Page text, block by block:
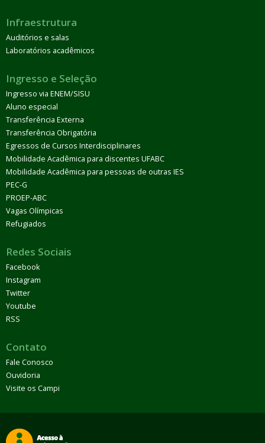
Infraestrutura
Auditórios e salas
Laboratórios acadêmicos
Ingresso e Seleção
Ingresso via ENEM/SISU
Aluno especial
Transferência Externa
Transferência Obrigatória
Egressos de Cursos Interdisciplinares
Mobilidade Acadêmica para discentes UFABC
Mobilidade Acadêmica para pessoas de outras IES
PEC-G
PROEP-ABC
Vagas Olímpicas
Refugiados
Redes Sociais
Facebook
Instagram
Twitter
Youtube
RSS
Contato
Fale Conosco
Ouvidoria
Visite os Campi